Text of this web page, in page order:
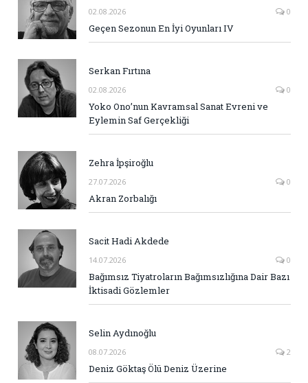
02.08.2026 0
Geçen Sezonun En İyi Oyunları IV
Serkan Fırtına
02.08.2026 0
Yoko Ono’nun Kavramsal Sanat Evreni ve
Eylemin Saf Gerçekliği
Zehra İpşiroğlu
27.07.2026 0
Akran Zorbalığı
Sacit Hadi Akdede
14.07.2026 0
Bağımsız Tiyatroların Bağımsızlığına Dair Bazı
İktisadi Gözlemler
Selin Aydınoğlu
08.07.2026 2
Deniz Göktaş Ölü Deniz Üzerine